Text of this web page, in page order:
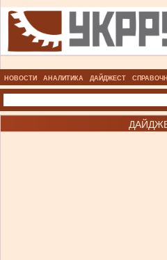
НОВОСТИ АНАЛИТИКА ДАЙДЖЕСТ